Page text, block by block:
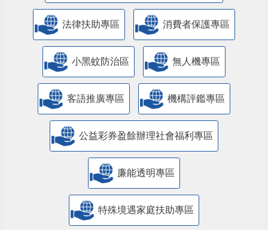
法律扶助專區 消費者保護專區
小黑蚊防治區 無人機專區
客語推廣專區 機構評鑑專區
公益彩券盈餘辦理社會福利專區
廉能透明專區
特殊境遇家庭扶助專區